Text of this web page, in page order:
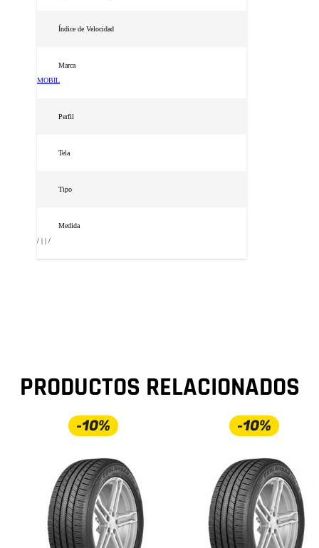
Índice de Velocidad
Marca
MOBIL
Perfil
Tela
Tipo
Medida
/ | | /
PRODUCTOS RELACIONADOS
-10% -10%